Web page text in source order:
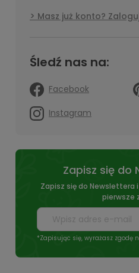
Masz już konto?
Śledź nas na:
Facebook
Instagram
Zapisz się do
Zapisz się do Newslettera
pierwsze
*Zapisując się, wyrażasz zgodę